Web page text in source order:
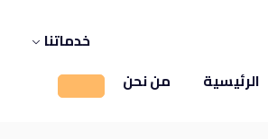
الرئيسية من نحن
خدماتنا